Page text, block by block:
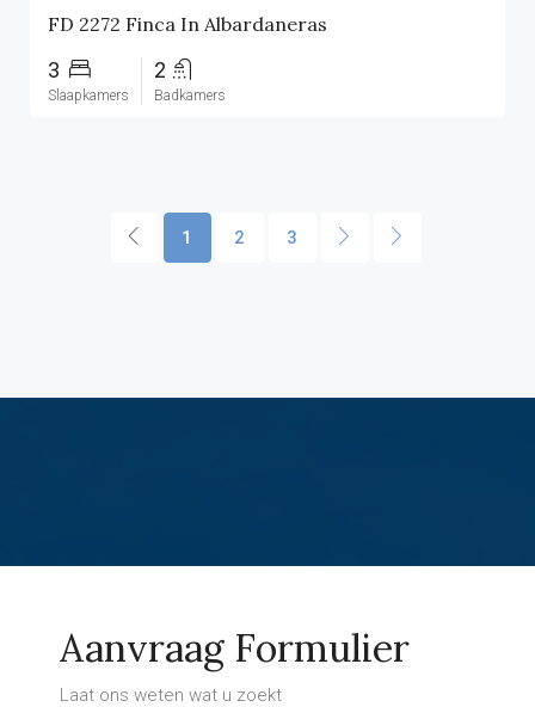
FD 2272 Finca In Albardaneras
3
Slaapkamers
2
Badkamers
1 2 3
Aanvraag Formulier
Laat ons weten wat u zoekt